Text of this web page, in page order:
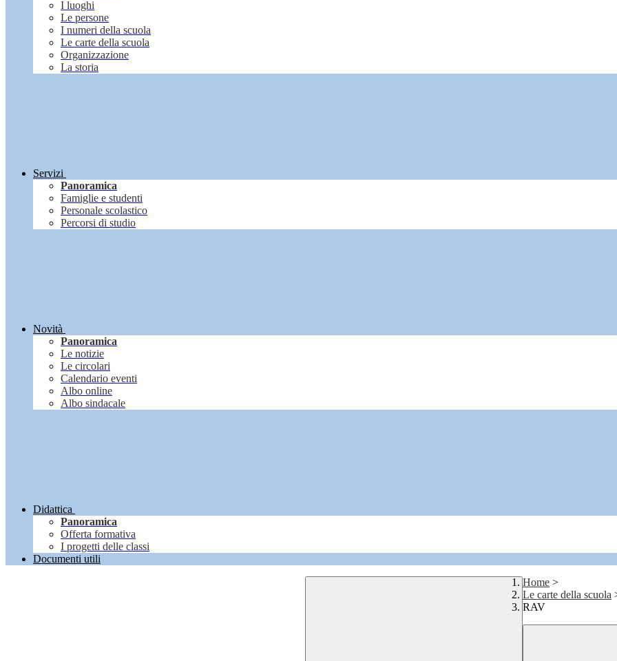
I luoghi
Le persone
I numeri della scuola
Le carte della scuola
Organizzazione
La storia
Servizi
Panoramica
Famiglie e studenti
Personale scolastico
Percorsi di studio
Novità
Panoramica
Le notizie
Le circolari
Calendario eventi
Albo online
Albo sindacale
Didattica
Panoramica
Offerta formativa
I progetti delle classi
Documenti utili
Home >
Le carte della scuola
RAV